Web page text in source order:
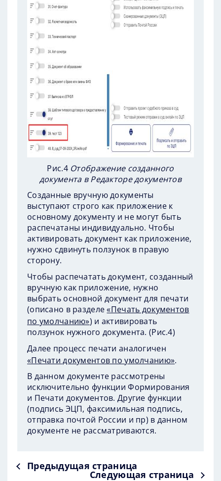
Рис.4 Отображение созданного
документа в Редакторе документов
Созданные вручную документы
выступают строго как приложение к
основному документу и не могут быть
распечатаны индивидуально. Чтобы
активировать документ как приложение,
нужно сдвинуть ползунок в правую
сторону.
Чтобы распечатать документ, созданный
вручную как приложение, нужно
выбрать основной документ для печати
(описано в разделе «Печать документов
по умолчанию») и активировать
ползунок нужного документа. (Рис.4)
Далее процесс печати аналогичен
«Печати документов по умолчанию».
В данном документе рассмотрены
исключительно функции Формирования
и Печати документов. Другие функции
(подпись ЭЦП, факсимильная подпись,
отправка почтой России и пр) в данном
документе не рассматриваются.
Предыдущая страница
Следующая страница